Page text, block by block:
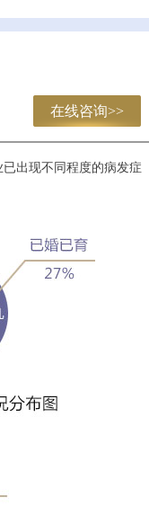
在线咨询>>
出现不同程度的病发症